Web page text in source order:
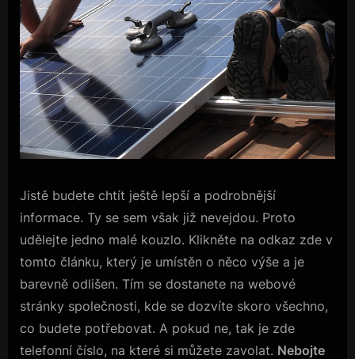
Jistě budete chtít ještě lepší a podrobnější
informace. Ty se sem však již nevejdou. Proto
udělejte jedno malé kouzlo. Klikněte na odkaz zde v
tomto článku, který je umístěn o něco výše a je
barevně odlišen. Tím se dostanete na webové
stránky společnosti, kde se dozvíte skoro všechno,
co budete potřebovat. A pokud ne, tak je zde
telefonní číslo, na které si můžete zavolat. Nebojte